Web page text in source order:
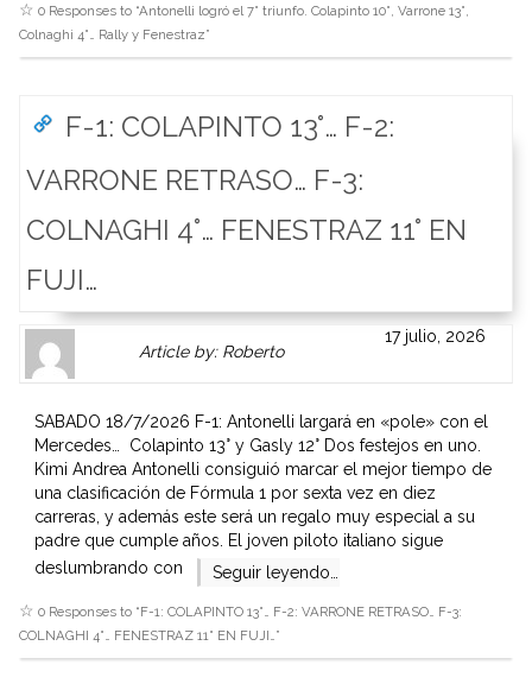
0 Responses to “Antonelli logró el 7° triunfo. Colapinto 10°, Varrone 13°,
Colnaghi 4°… Rally y Fenestraz”
F-1: COLAPINTO 13°… F-2:
VARRONE RETRASO… F-3:
COLNAGHI 4°… FENESTRAZ 11° EN
FUJI…
Gravatar
is
here.
Clickable
link
Author
page.
Article by: Robertolink
to
website
or
other
works.
admin
17 julio, 2026
SABADO 18/7/2026 F-1: Antonelli largará en «pole» con el
Mercedes… Colapinto 13° y Gasly 12° Dos festejos en uno.
Kimi Andrea Antonelli consiguió marcar el mejor tiempo de
una clasificación de Fórmula 1 por sexta vez en diez
carreras, y además este será un regalo muy especial a su
padre que cumple años. El joven piloto italiano sigue
deslumbrando con
Seguir leyendo…
0 Responses to “F-1: COLAPINTO 13°… F-2: VARRONE RETRASO… F-3:
COLNAGHI 4°… FENESTRAZ 11° EN FUJI…”